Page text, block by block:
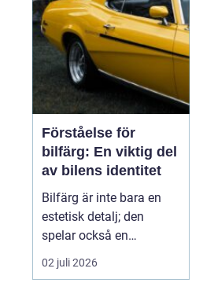
styrka och säkerh...
Förståelse för
bilfärg: En viktig del
av bilens identitet
Bilfärg är inte bara en
estetisk detalj; den
spelar också en
avgörande roll för bilens
övergripande identitet
02 juli 2026